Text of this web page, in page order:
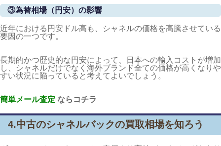
③為替相場（円安）の影響
近年における円安ドル高も、シャネルの価格を高騰させている
要因の一つです。
長期的かつ歴史的な円安によって、日本への輸入コストが増加
し、シャネルだけでなく海外ブランド全ての価格が高くなりや
すい状況に陥っていると考えてよいでしょう。
簡単メール査定 ならコチラ
4.中古のシャネルバックの買取相場を知ろう